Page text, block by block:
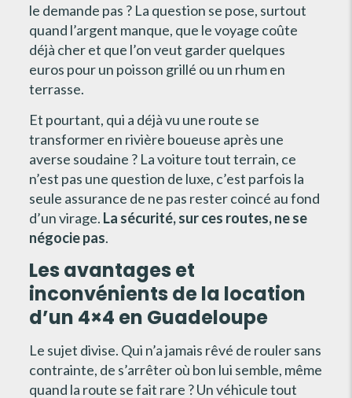
le demande pas ? La question se pose, surtout
quand l’argent manque, que le voyage coûte
déjà cher et que l’on veut garder quelques
euros pour un poisson grillé ou un rhum en
terrasse.
Et pourtant, qui a déjà vu une route se
transformer en rivière boueuse après une
averse soudaine ? La voiture tout terrain, ce
n’est pas une question de luxe, c’est parfois la
seule assurance de ne pas rester coincé au fond
d’un virage. La sécurité, sur ces routes, ne se
négocie pas.
Les avantages et
inconvénients de la location
d’un 4×4 en Guadeloupe
Le sujet divise. Qui n’a jamais rêvé de rouler sans
contrainte, de s’arrêter où bon lui semble, même
quand la route se fait rare ? Un véhicule tout